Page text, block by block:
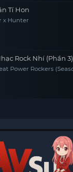
Tí Hon
x Hunter
Rock Nhí (Phần 3)
Power Rockers